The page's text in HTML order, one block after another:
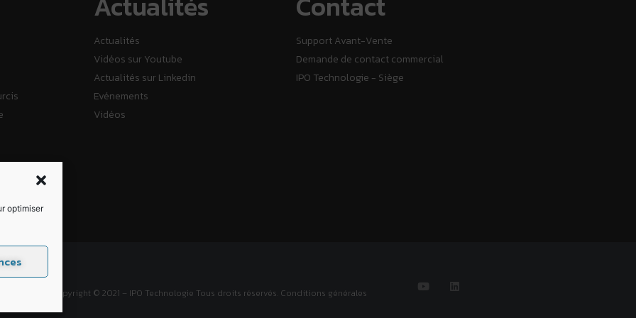
optimiser
Actualités
Vidéos sur Youtube
Actualités sur Linkedin
Evénements
Vidéos
Support Avant-Vente
Demande de contact commercial
IPO Technologie - Siège
Copyright © 2021 – IPO Technologie Tous droits réservés. Conditions générales